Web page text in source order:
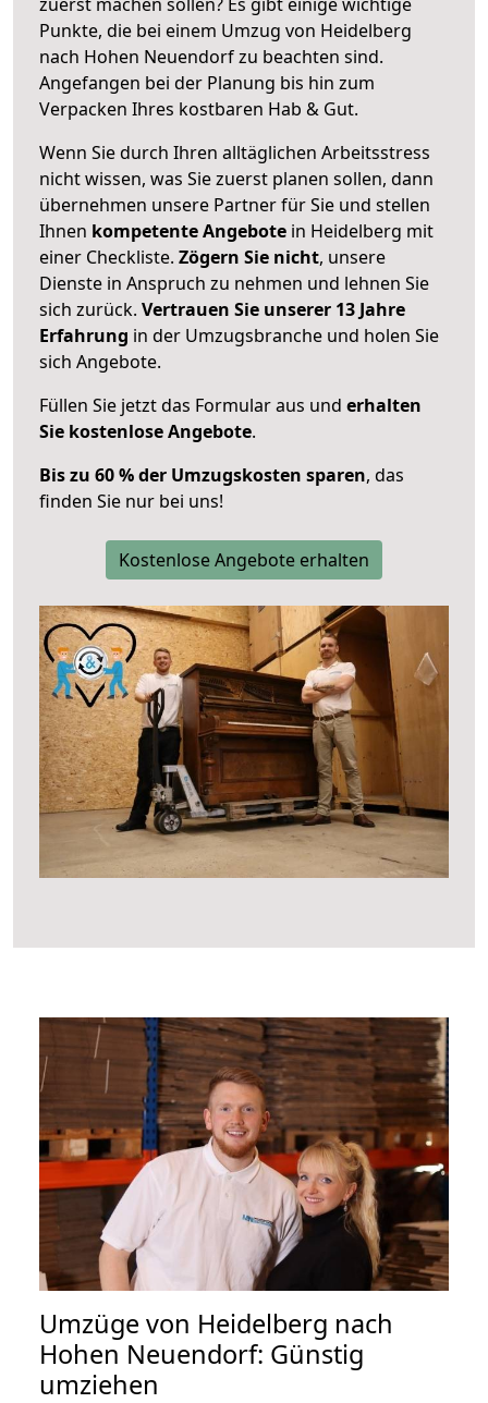
Punkte, die bei einem Umzug von Heidelberg
nach Hohen Neuendorf zu beachten sind.
Angefangen bei der Planung bis hin zum
Verpacken Ihres kostbaren Hab & Gut.
Wenn Sie durch Ihren alltäglichen Arbeitsstress
nicht wissen, was Sie zuerst planen sollen, dann
übernehmen unsere Partner für Sie und stellen
Ihnen kompetente Angebote in Heidelberg mit
einer Checkliste. Zögern Sie nicht, unsere
Dienste in Anspruch zu nehmen und lehnen Sie
sich zurück. Vertrauen Sie unserer 13 Jahre
Erfahrung in der Umzugsbranche und holen Sie
sich Angebote.
Füllen Sie jetzt das Formular aus und erhalten
Sie kostenlose Angebote.
Bis zu 60 % der Umzugskosten sparen, das
finden Sie nur bei uns!
Kostenlose Angebote erhalten
Umzüge von Heidelberg nach
Hohen Neuendorf: Günstig
umziehen